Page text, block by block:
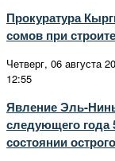
Прокуратура
сомов при
Четверг, 06 августа
12:55
Явление Эль-
следующего года
состоянии